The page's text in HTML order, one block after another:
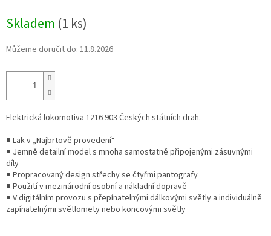
cena:
Skladem (1 ks)
Můžeme doručit do: 11.8.2026
Elektrická lokomotiva 1216 903 Českých státních drah.
■ Lak v „Najbrtově provedení“
■ Jemně detailní model s mnoha samostatně připojenými zásuvnými
díly
■ Propracovaný design střechy se čtyřmi pantografy
■ Použití v mezinárodní osobní a nákladní dopravě
■ V digitálním provozu s přepínatelnými dálkovými světly a individuálně
zapínatelnými světlomety nebo koncovými světly